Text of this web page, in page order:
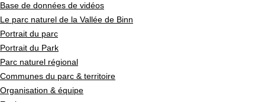
Base de données de vidéos
Le parc naturel de la Vallée de Binn
Portrait du parc
Portrait du Park
Parc naturel régional
Communes du parc & territoire
Organisation & équipe